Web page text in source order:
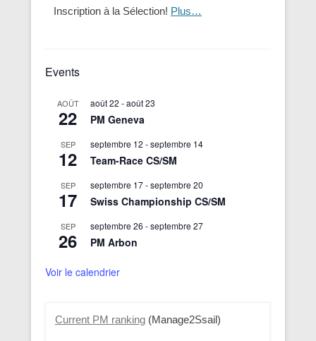
Inscription à la Sélection! Plus…
Events
AOÛT
22
août 22 -août 23
PM Geneva
SEP
12
septembre 12 -septembre 14
Team-Race CS/SM
SEP
17
septembre 17-septembre 20
Swiss Championship CS/SM
SEP
26
septembre 26 -septembre 27
PM Arbon
Voir le calendrier
Current PM ranking(Manage2Ssail)